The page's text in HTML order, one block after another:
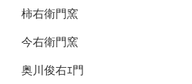
柿右衛門窯
今右衛門窯
奥川俊右ｴ門